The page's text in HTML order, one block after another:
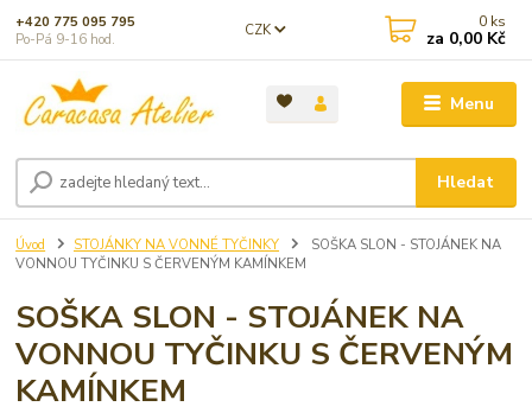
Menu
CZK
Hledat
+420 775 095 795
Po-Pá 9-16 hod.
0 ks
za 0,00 Kč
Úvod STOJÁNKY NA VONNÉ TYČINKY
SOŠKA SLON - STOJÁNEK NA
VONNOU TYČINKU S ČERVENÝM KAMÍNKEM
SOŠKA SLON - STOJÁNEK NA
VONNOU TYČINKU S ČERVENÝM
KAMÍNKEM